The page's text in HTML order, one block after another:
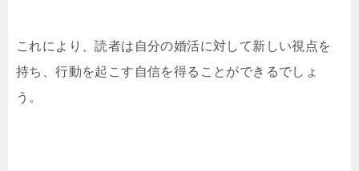
これにより、読者は自分の婚活に対して新しい視点を
持ち、行動を起こす自信を得ることができるでしょ
う。